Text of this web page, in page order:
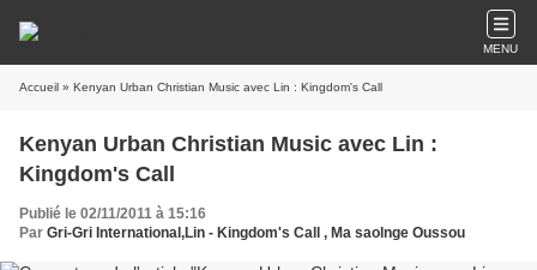
MENU
Accueil » Kenyan Urban Christian Music avec Lin : Kingdom's Call
Kenyan Urban Christian Music avec Lin :
Kingdom's Call
Publié le 02/11/2011 à 15:16
Par Gri-Gri International,Lin - Kingdom's Call , Ma saolnge Oussou